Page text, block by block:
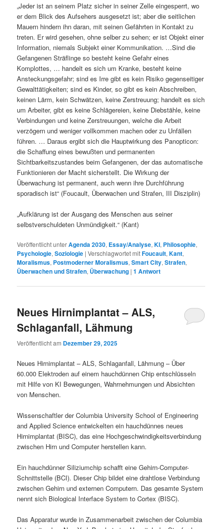
„Jeder ist an seinem Platz sicher in seiner Zelle eingesperrt, wo
er dem Blick des Aufsehers ausgesetzt ist; aber die seitlichen
Mauern hindern ihn daran, mit seinen Gefährten in Kontakt zu
treten. Er wird gesehen, ohne selber zu sehen; er ist Objekt einer
Information, niemals Subjekt einer Kommunikation. …Sind die
Gefangenen Sträflinge so besteht keine Gefahr eines
Komplottes, … handelt es sich um Kranke, besteht keine
Ansteckungsgefahr; sind es Irre gibt es kein Risiko gegenseitiger
Gewalttätigkeiten; sind es Kinder, so gibt es kein Abschreiben,
keinen Lärm, kein Schwätzen, keine Zerstreuung; handelt es sich
um Arbeiter, gibt es keine Schlägereien, keine Diebstähle, keine
Verbindungen und keine Zerstreuungen, welche die Arbeit
verzögern und weniger vollkommen machen oder zu Unfällen
führen. … Daraus ergibt sich die Hauptwirkung des Panopticon:
die Schaffung eines bewußten und permanenten
Sichtbarkeitszustandes beim Gefangenen, der das automatische
Funktionieren der Macht sicherstellt. Die Wirkung der
Überwachung ist permanent, auch wenn ihre Durchführung
sporadisch ist“ (Foucault, Überwachen und Strafen, III Disziplin)
„Aufklärung ist der Ausgang des Menschen aus seiner
selbstverschuldeten Unmündigkeit.“ (Kant)
Veröffentlicht unterAgenda 2030, Essay/Analyse,KI, Philosophie,
Psychologie,Soziologie |Verschlagwortet mitFoucault,Kant,
Moralismus, Postmoderner Moralismus,Smart City,Strafen,
Überwachen und Strafen, Überwachung |1 Antwort
Neues Hirnimplantat – ALS,
Schlaganfall, Lähmung
Veröffentlicht am Dezember 29, 2025
Neues Hirnimplantat – ALS, Schlaganfall, Lähmung – Über
60.000 Elektroden auf einem hauchdünnen Chip entschlüsseln
mit Hilfe von KI Bewegungen, Wahrnehmungen und Absichten
von Menschen.
Wissenschaftler der Columbia University School of Engineering
and Applied Science entwickelten ein hauchdünnes neues
Hirnimplantat (BISC), das eine Hochgeschwindigkeitsverbindung
zwischen Hirn und Computer herstellen kann.
Ein hauchdünner Siliziumchip schafft eine Gehirn-Computer-
Schnittstelle (BCI). Dieser Chip bildet eine drahtlose Verbindung
zwischen Gehirn und externen Computern. Das gesamte System
nennt sich Biological Interface System to Cortex (BISC).
Das Apparatur wurde in Zusammenarbeit zwischen der Columbia